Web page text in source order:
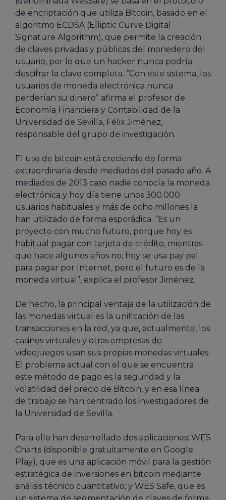
de encriptación que utiliza Bitcoin, basado en el
algoritmo ECDSA (Elliptic Curve Digital
Signature Algorithm), que permite la creación
de claves privadas y públicas del monedero del
usuario, por lo que un hacker nunca podría
descifrar la clave completa. “Con este sistema, los
usuarios de moneda electrónica nunca
perderían su dinero” afirma el profesor de
Economía Financiera y Contabilidad de la
Universidad de Sevilla, Félix Jiménez,
responsable del grupo de investigación.
El uso de bitcoin está creciendo de forma
extraordinaria desde mediados del pasado año. A
mediados de 2013 caso nadie conocía la moneda
electrónica y hoy día tiene unos 300.000
usuarios habituales y más de ocho millones la
han utilizado de forma esporádica. “Es un
proyecto con mucho futuro, porque hoy es
habitual pagar con tarjeta de crédito, mientras
que hace algunos años no; hoy se usa pay pal
para pagar por Internet, pero el futuro es de la
moneda virtual”, explica el profesor Jiménez.
De hecho, la principal ventaja de la utilización de
las monedas virtual es la unificación de las
transacciones en la red, ya que, actualmente, los
casinos virtuales y otras empresas de
videojuegos usan sus propias monedas virtuales.
El problema actual con el que se encuentra
este método de pago es la seguridad y la
volatilidad del precio de Bitcoin, y en esa línea
de trabajo se han centrado los investigadores de
la Universidad de Sevilla.
Para ello han desarrollado dos aplicaciones: WES
Charts (disponible gratuitamente en Google
Play), que es una aplicación móvil para la gestión
estratégica de inversiones en bitcoin mediante
análisis técnico cuantitativo; y WES Safe, que es